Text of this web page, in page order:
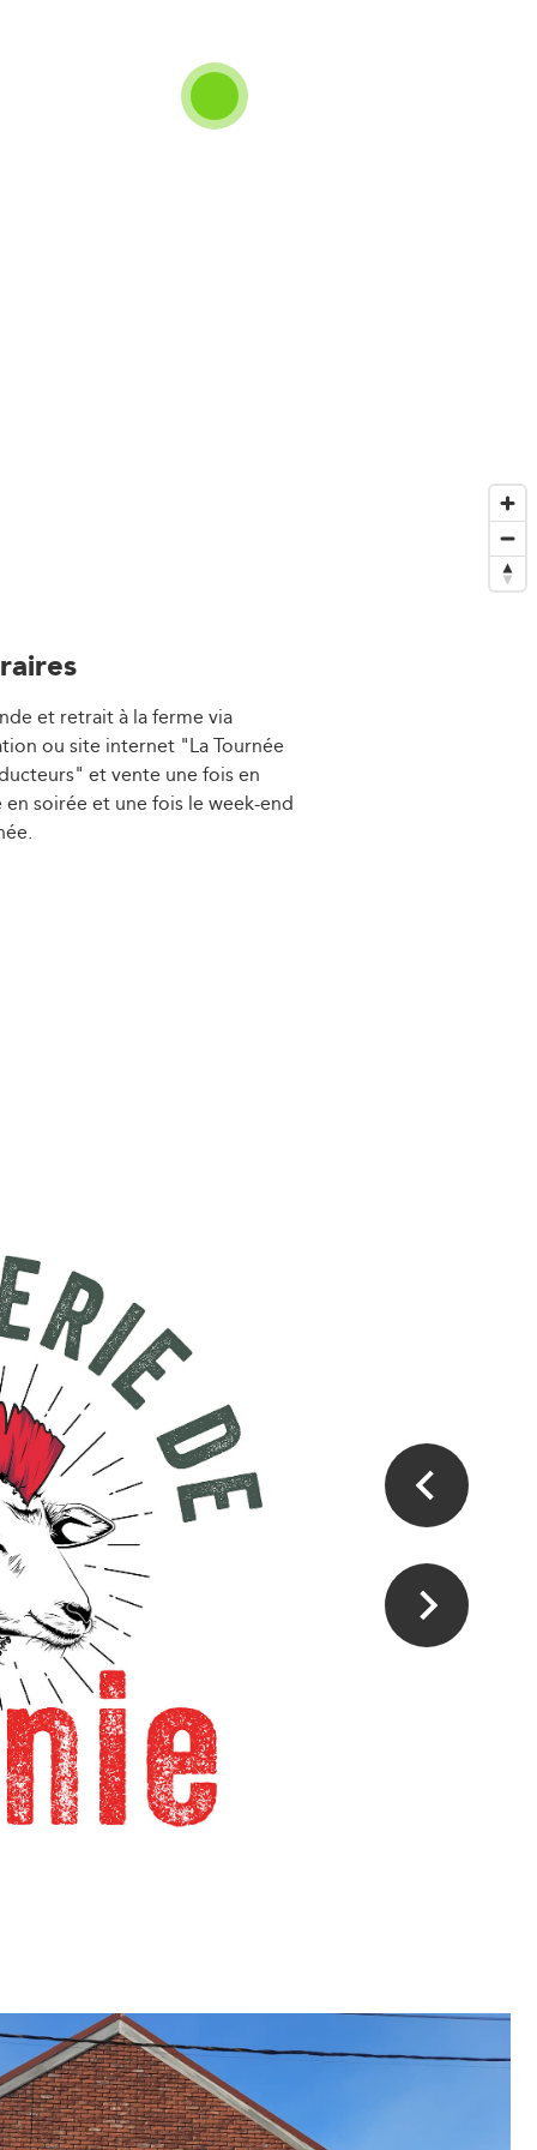
et retrait à la ferme via
ou site internet "La Tournée
et vente une fois en
en soirée et une fois le week-end